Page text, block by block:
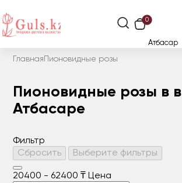
0
Атбасар
Главная Пионовидные розы
Пионовидные розы в в
Атбасаре
Фильтр
Сбросить
Выберите фильтры
20400 - 62400 ₸ Цена